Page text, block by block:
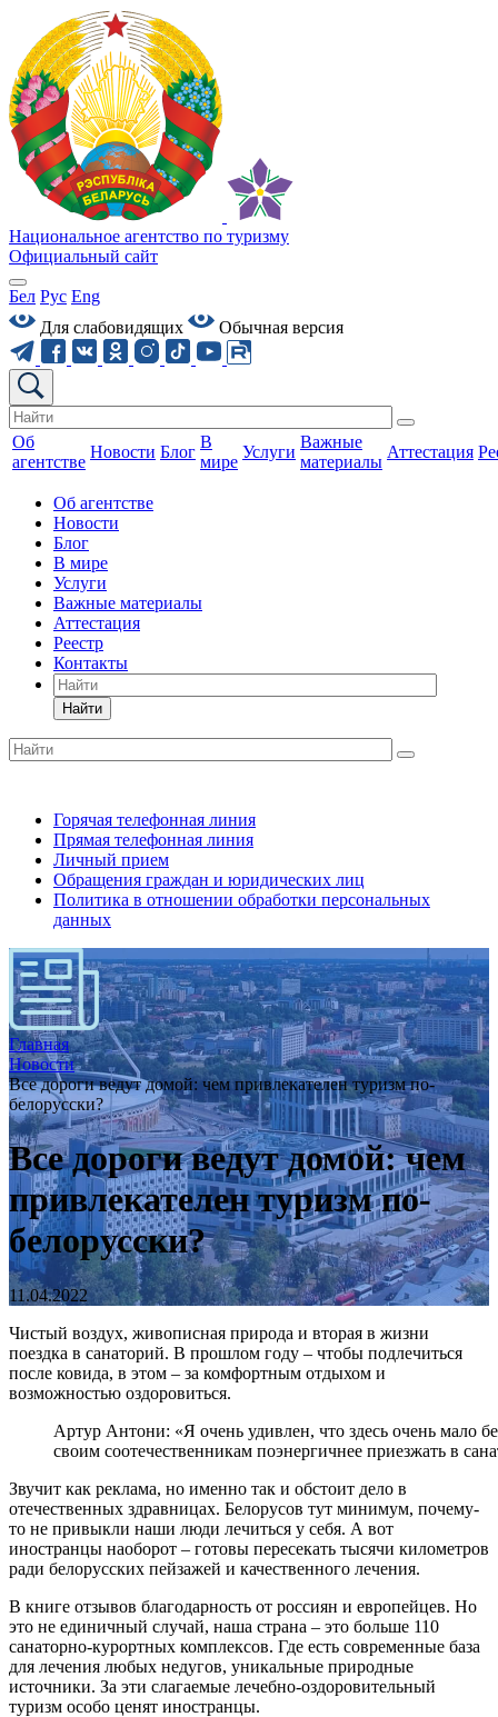
Национальное агентство по туризму
Официальный сайт
Бел Рус Eng
Для слабовидящих
Обычная версия
Об
агентстве
Новости Блог
В
мире
Услуги
Важные
материалы
Аттестация
Об агентстве
Новости
Блог
В мире
Услуги
Важные материалы
Аттестация
Реестр
Контакты
Найти
Горячая телефонная линия
Прямая телефонная линия
Личный прием
Обращения граждан и юридических лиц
Политика в отношении обработки персональных
данных
Главная
Новости
Все дороги ведут домой: чем привлекателен туризм по-
белорусски?
Все дороги ведут домой: чем
привлекателен туризм по-
белорусски?
11.04.2022
Чистый воздух, живописная природа и вторая в жизни
поездка в санаторий. В прошлом году – чтобы подлечиться
после ковида, в этом – за комфортным отдыхом и
возможностью оздоровиться.
Артур Антони: «Я очень удивлен, что здесь очень мало
своим соотечественникам поэнергичнее приезжать в
Звучит как реклама, но именно так и обстоит дело в
отечественных здравницах. Белорусов тут минимум, почему-
то не привыкли наши люди лечиться у себя. А вот
иностранцы наоборот – готовы пересекать тысячи километров
ради белорусских пейзажей и качественного лечения.
В книге отзывов благодарность от россиян и европейцев. Но
это не единичный случай, наша страна – это больше 110
санаторно-курортных комплексов. Где есть современные база
для лечения любых недугов, уникальные природные
источники. За эти слагаемые лечебно-оздоровительный
туризм особо ценят иностранцы.